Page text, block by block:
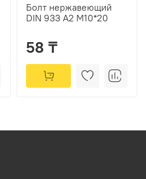
Болт нержавеющий
DIN 933 А2 М10*20
58 ₸